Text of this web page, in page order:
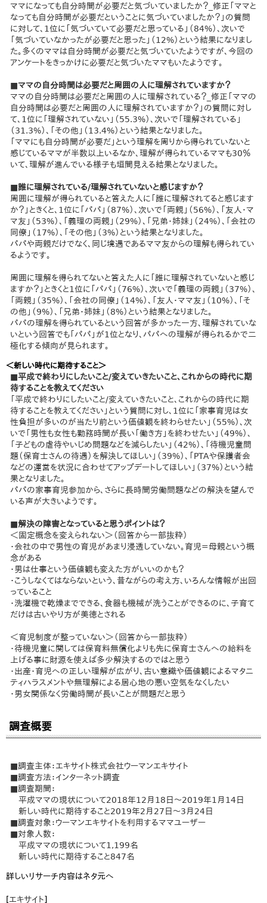
ママになっても自分時間が必要だと気づいていましたか？_修正「ママと
なっても自分時間が必要だということに気づいていましたか？」の質問
に対して、1位に「気づいていて必要だと思っている」（84%）、次いで
「気づいていなかったが必要だと思った」（12%）という結果になりまし
た。多くのママは自分時間が必要だと気づいていたようですが、今回の
アンケートをきっかけに必要だと気づいたママもいたようです。
■ママの自分時間は必要だと周囲の人に理解されていますか？
ママの自分時間は必要だと周囲の人に理解されている？_修正「ママの
自分時間は必要だと周囲の人に理解されていますか？」の質問に対し
て、1位に「理解されていない」（55.3%）、次いで「理解されている」
（31.3%）、「その他」（13.4%）という結果となりました。
「ママにも自分時間が必要だ」という理解を周りから得られていないと
感じているママが半数以上いるなか、理解が得られているママも30％
いて、理解が進んでいる様子も垣間見える結果となりました。
■誰に理解されている/理解されていないと感じますか？
周囲に理解が得られていると答えた人に「誰に理解されてると感じます
か？」ときくと、1位に「パパ」（87%）、次いで「両親」（56%）、「友人・マ
マ友」（53%）、「義理の両親」（29%）、「兄弟・姉妹」（24%）、「会社の
同僚」（17%）、「その他」（3%）という結果となりました。
パパや両親だけでなく、同じ境遇であるママ友からの理解も得られてい
るようです。
周囲に理解を得られてないと答えた人に「誰に理解されていないと感じ
ますか？」ときくと1位に「パパ」（76%）、次いで「義理の両親」（37%）、
「両親」（35%）、「会社の同僚」（14%）、「友人・ママ友」（10%）、「そ
の他」（9%）、「兄弟・姉妹」（8%）という結果となりました。
パパの理解を得られているという回答が多かった一方、理解されていな
いという回答でも「パパ」が1位となり、パパへの理解が得られるかで二
極化する傾向が見られます。
＜新しい時代に期待すること＞
■平成で終わりにしたいこと/変えていきたいこと、これからの時代に期
待することを教えてください
「平成で終わりにしたいこと/変えていきたいこと、これからの時代に期
待することを教えてください」という質問に対し、1位に「家事育児は女
性負担が多いのが当たり前という価値観を終わらせたい」（55%）、次
いで「男性も女性も勤務時間が長い「働き方」を終わせたい」（49%）、
「子どもの虐待やいじめ問題などを減らしたい」（42%）、「待機児童問
題（保育士さんの待遇）を解決してほしい」（39%）、「PTAや保護者会
などの運営を状況に合わせてアップデートしてほしい」（37%）という結
果となりました。
パパの家事育児参加から、さらに長時間労働問題などの解決を望んで
いる声が大きいようです。
■解決の障害となっていると思うポイントは？
＜固定概念を変えられない＞（回答から一部抜粋）
・会社の中で男性の育児があまり浸透していない。育児=母親という概
念がある
・男は仕事という価値観も変えた方がいいのかも？
・こうしなくてはならないという、昔ながらの考え方、いろんな情報が出回
っていること
・洗濯機で乾燥までできる、食器も機械が洗うことができるのに、子育て
だけは古いやり方が美徳とされる
＜育児制度が整っていない＞（回答から一部抜粋）
・待機児童に関しては保育料無償化よりも先に保育士さんへの給料を
上げる事に財源を使えば多少解決するのではと思う
・出産・育児への正しい理解が広がり、古い意識や価値観によるマタニ
ティハラスメントや無理解による居心地の悪い空気をなくしたい
・男女関係なく労働時間が長いことが問題だと思う
調査概要
■調査主体：エキサイト株式会社ウーマンエキサイト
■調査方法：インターネット調査
■調査期間：
平成ママの現状について2018年12月18日～2019年1月14日
新しい時代に期待すること2019年2月27日～3月24日
■調査対象：ウーマンエキサイトを利用するママユーザー
■対象人数：
平成ママの現状について1,199名
新しい時代に期待すること847名
詳しいリサーチ内容はネタ元へ
[エキサイト]